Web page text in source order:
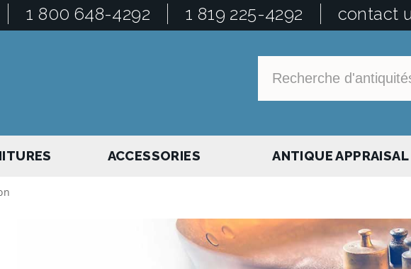
1 800 648-4292 1 819 225-4292 contact
ACCESSORIES ANTIQUE APPRAISAL